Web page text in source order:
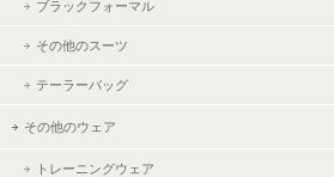
ブラックフォーマル
その他のスーツ
テーラーバッグ
その他のウェア
トレーニングウェア